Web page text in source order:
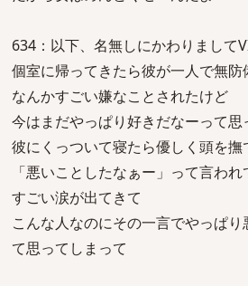
634：以下、名無しにかわりまして
個室に帰ってきたら彼が一人で無防
なんかすごい嫌なことされたけど
今はまだやっぱり好きだなーって思
彼にくっついて寝たら優しく頭を撫
「悪いことしたなぁー」って言われ
すごい涙が出てきて
こんな人なのにその一言でやっぱ
て思ってしまって